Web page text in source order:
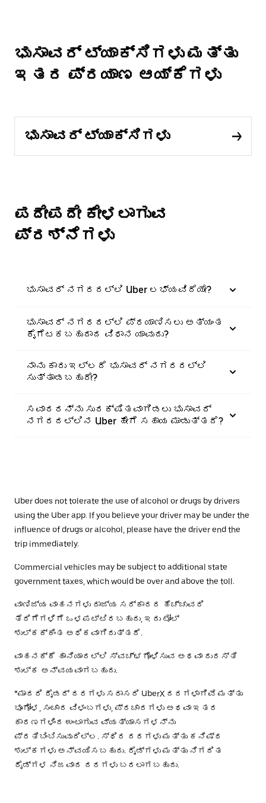
ಭುಸಾವರ್ ಟ್ಯಾಕ್ಸಿಗಳು ಮತ್ತು
ಇತರ ಪ್ರಯಾಣ ಆಯ್ಕೆಗಳು
ಭುಸಾವರ್ ಟ್ಯಾಕ್ಸಿಗಳು
ಪದೇಪದೇ ಕೇಳಲಾಗುವ
ಪ್ರಶ್ನೆಗಳು
ಭುಸಾವರ್ ನಗರದಲ್ಲಿ Uber ಲಭ್ಯವಿದೆಯೇ?
ಭುಸಾವರ್ ನಗರದಲ್ಲಿ ಪ್ರಯಾಣಿಸಲು ಅತ್ಯಂತ
ಕೈಗೆಟಕಬಹುದಾದ ವಿಧಾನ ಯಾವುದು?
ನಾನು ಕಾರು ಇಲ್ಲದೆ ಭುಸಾವರ್ ನಗರದಲ್ಲಿ
ಸುತ್ತಾಡಬಹುದೇ?
ಸವಾರರನ್ನು ಸುರಕ್ಷಿತವಾಗಿಡಲು ಭುಸಾವರ್
ನಗರದಲ್ಲಿನ Uber ಹೇಗೆ ಸಹಾಯ ಮಾಡುತ್ತದೆ?
Uber does not tolerate the use of alcohol or drugs by drivers
using the Uber app. If you believe your driver may be under the
influence of drugs or alcohol, please have the driver end the
trip immediately.
Commercial vehicles may be subject to additional state
government taxes, which would be over and above the toll.
ವಾಣಿಜ್ಯ ವಾಹನಗಳು ರಾಜ್ಯ ಸರ್ಕಾರದ ಹೆಚ್ಚುವರಿ
ತೆರಿಗೆಗಳಿಗೆ ಒಳಪಟ್ಟಿರಬಹುದು, ಇದು ಟೋಲ್
ಶುಲ್ಕಕ್ಕಿಂತ ಅಧಿಕವಾಗಿರುತ್ತದೆ.
ವಾಹನಕ್ಕೆ ಹಾನಿಯಾದಲ್ಲಿ ಸ್ವಚ್ಛಗೊಳಿಸುವ ಅಥವಾ ದುರಸ್ತಿ
ಶುಲ್ಕ ಅನ್ವಯವಾಗಬಹುದು.
*ಮಾದರಿ ರೈಡರ್ ದರಗಳು ಸರಾಸರಿ UberX ದರಗಳಾಗಿವೆ ಮತ್ತು
ಭೂಗೋಳ, ಸಂಚಾರ ವಿಳಂಬಗಳು, ಪ್ರಚಾರಗಳು ಅಥವಾ ಇತರ
ಕಾರಣಗಳಿಂದ ಉಂಟಾಗುವ ವ್ಯತ್ಯಾಸಗಳನ್ನು
ಪ್ರತಿಬಿಂಬಿಸುವುದಿಲ್ಲ. ಸ್ಥಿರ ದರಗಳು ಮತ್ತು ಕನಿಷ್ಠ
ಶುಲ್ಕಗಳು ಅನ್ವಯಿಸಬಹುದು. ರೈಡ್‌ಗಳು ಮತ್ತು ನಿಗದಿತ
ರೈಡ್‌ಗಳ ನಿಜವಾದ ದರಗಳು ಬದಲಾಗಬಹುದು.